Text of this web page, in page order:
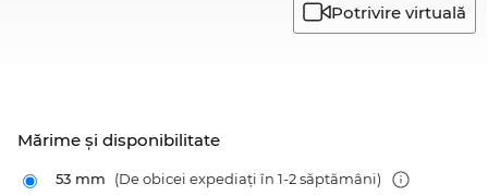
Potrivire virtuală
Mărime şi disponibilitate
53 mm (De obicei expediați în 1-2 săptămâni)